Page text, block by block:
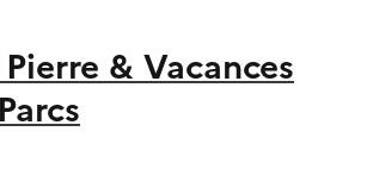
& Vacances